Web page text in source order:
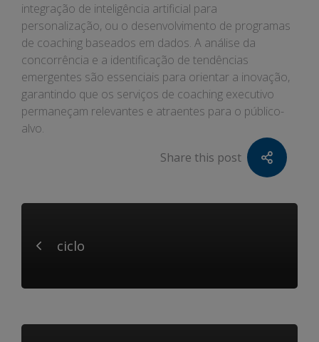
integração de inteligência artificial para
personalização, ou o desenvolvimento de programas
de coaching baseados em dados. A análise da
concorrência e a identificação de tendências
emergentes são essenciais para orientar a inovação,
garantindo que os serviços de coaching executivo
permaneçam relevantes e atraentes para o público-
alvo.
Share this post
ciclo